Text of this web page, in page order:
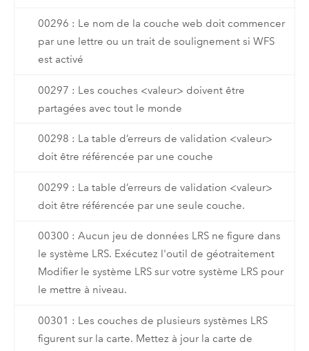
00296 : Le nom de la couche web doit commencer
par une lettre ou un trait de soulignement si WFS
est activé
00297 : Les couches <valeur> doivent être
partagées avec tout le monde
00298 : La table d’erreurs de validation <valeur>
doit être référencée par une couche
00299 : La table d’erreurs de validation <valeur>
doit être référencée par une seule couche.
00300 : Aucun jeu de données LRS ne figure dans
le système LRS. Exécutez l'outil de géotraitement
Modifier le système LRS sur votre système LRS pour
le mettre à niveau.
00301 : Les couches de plusieurs systèmes LRS
figurent sur la carte. Mettez à jour la carte de